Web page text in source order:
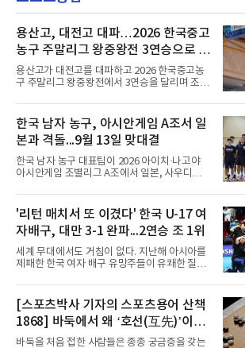
성적이 배경이 됐다. 올 시즌 백운기 전국 고등학
컵, K리그 U-17 챔피언십을 잇달아 제패했다.시
기도 맞물렸다. 서울은 9월 시작하는 아시아축
구연맹(AFC) 챔피언스리그2(ACL2)를 앞두고 선
수단 깊이를 더하는 동시에 유스 출신에게 국제
무대 경험을 주려 했다.면면도 다양하다. 측면 공
격수 정현웅은 돌파력이
용산고, 대전고 대파…2026 한국중고
농구 주말리그 왕중왕전 3연승으로 조
1위 16강 진출
용산고가 대전고를 대파하고 2026 한국중고농
구 주말리그 왕중왕전에서 3연승을 달리며 조 1
우슬체육관에서 열린 대회 남고부 B조 예선 3차
전에서 대전고를 상대로 주전 선수들의 고른 활
약을 앞세워 108-33으로 대승을 거뒀다.용산고
는 배대범이 22점, 김민기가 19점, 이승민이 13
점을 올리며 공격을 이끌었다. 경기 초반부터 주
도권을 잡은 용산고는 일찌감치 승기를 굳히며
대전고에 큰 점수 차 승리를 거뒀다.이로써 용산
붙는다.C조에서는 양정고가 충주고를 82-35로
크게 꺾고 16강 진출을 확정했다
한국 남자 농구, 아시안게임 A조서 일
본과 격돌...9월 13일 맞대결
한국 남자 농구 대표팀이 2026 아이치·나고야
아시안게임 조별리그 A조에서 일본, 사우디아라
가 8일 발표한 일정에 따르면 한국은 9월 10일
사우디, 11일 인도네시아, 13일 일본과 차례로
맞붙는다. FIBA 랭킹은 일본 22위, 한국 57위, 사
우디 65위, 인도네시아 94위로, 랭킹과 홈 이점
을 모두 갖춘 일본이 최대 변수다.니콜라이스 마
줄스(라트비아) 감독이 이끄는 대표팀은 지난달
6일 FIBA 월드컵 예선 1라운드 6차전에서 일본
NBA에 도전 중인 이현중을 앞세운 대표팀의 목
표는 우승이다.조별리그는 12
'리턴 매치서 또 이겼다' 한국 U-17 여
자배구, 대만 3-1 완파...2연승 조 1위
세계 무대에서도 거침이 없다. 지난해 아시아를
제패한 한국 여자 배구 유망주들이 유쾌한 질주
이하(U-17) 여자배구대표팀은 8일(한국시간) 칠
레 로스안데스에서 열린 2026 국제배구연맹
(FIVB) U-17 여자 세계선수권대회 조별리그 D조
2차전에서 대만을 세트 점수 3-1(25-19 18-25
25-13 25-15)로 꺾었다. 전날 푸에르토리코를
[스포츠박사 기자의 스포츠용어 산책
1868] 바둑에서 왜 ‘호선(互先)’이라
말할까
바둑을 처음 접한 사람들은 종종 궁금증을 갖는